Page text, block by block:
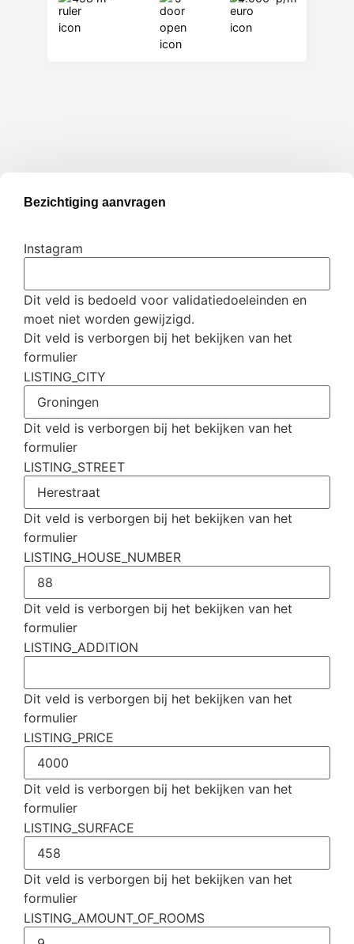
Bezichtiging aanvragen
Instagram
Dit veld is bedoeld voor validatiedoeleinden en
moet niet worden gewijzigd.
Dit veld is verborgen bij het bekijken van het
formulier
LISTING_CITY
Dit veld is verborgen bij het bekijken van het
formulier
LISTING_STREET
Dit veld is verborgen bij het bekijken van het
formulier
LISTING_HOUSE_NUMBER
Dit veld is verborgen bij het bekijken van het
formulier
LISTING_ADDITION
Dit veld is verborgen bij het bekijken van het
formulier
LISTING_PRICE
Dit veld is verborgen bij het bekijken van het
formulier
LISTING_SURFACE
Dit veld is verborgen bij het bekijken van het
formulier
LISTING_AMOUNT_OF_ROOMS